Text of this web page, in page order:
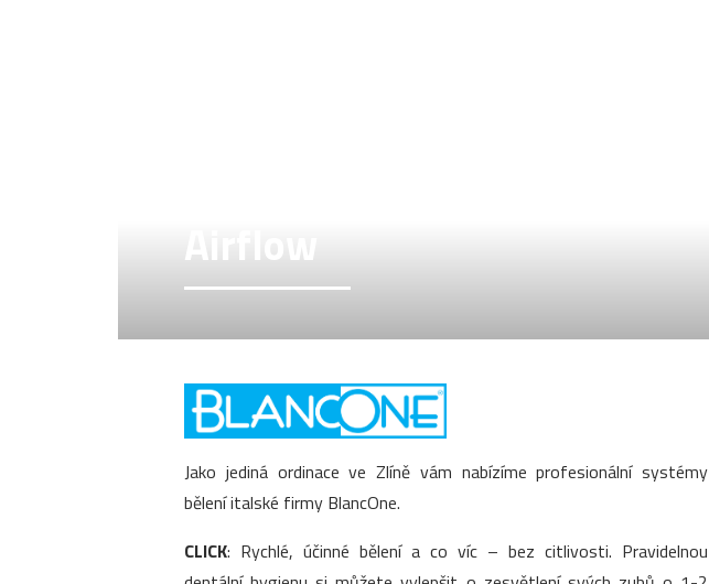
Airflow
Jako jediná ordinace ve Zlíně vám nabízíme profesionální systémy
bělení italské firmy BlancOne.
CLICK: Rychlé, účinné bělení a co víc – bez citlivosti. Pravidelnou